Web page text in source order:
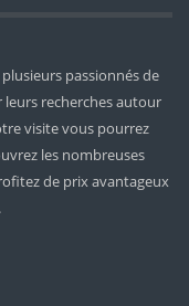
passionnés de
recherches autour
visite vous pourrez
les nombreuses
de prix avantageux